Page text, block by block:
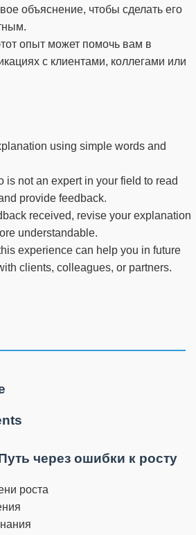
объяснение, чтобы сделать его
опыт может помочь вам в
с клиентами, коллегами или
using simple words and
is not an expert in your field to read
provide feedback.
received, revise your explanation
understandable.
experience can help you in future
clients, colleagues, or partners.
через ошибки к росту
роста